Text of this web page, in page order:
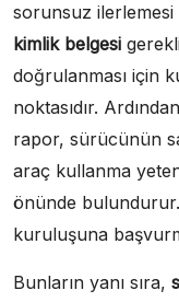
sorunsuz
kimlik belgesi
doğrulanması için
noktasıdır.
rapor, sürücünün
araç kullanma
önünde
kuruluşuna
Bunların yanı sıra,